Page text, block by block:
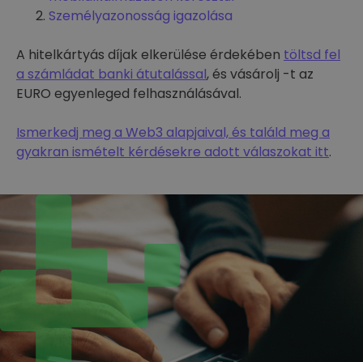
Személyazonosság igazolása
A hitelkártyás díjak elkerülése érdekében töltsd fel
a számládat banki átutalással, és vásárolj -t az
EURO egyenleged felhasználásával.
Ismerkedj meg a Web3 alapjaival, és találd meg a
gyakran ismételt kérdésekre adott válaszokat itt.